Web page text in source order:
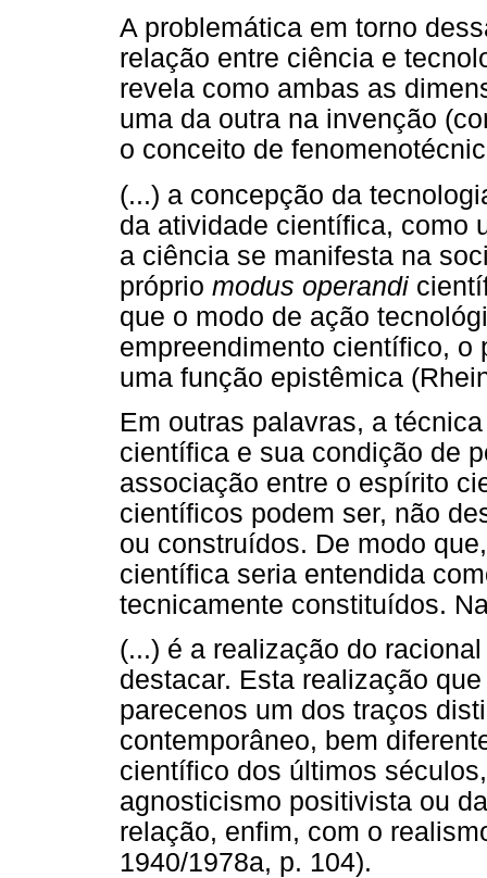
A problemática em torno
relação entre ciência e
revela como ambas as
uma da outra na invenção
o conceito de
(...) a concepção da
da atividade científica, como
a ciência se manifesta na
próprio modus operandi
que o modo de ação
empreendimento científico, o
uma função epistêmica
Em outras palavras, a
científica e sua condição de
associação entre o espírito
científicos podem ser, não
ou construídos. De modo
científica seria entendida
tecnicamente constituídos.
(...) é a realização do
destacar. Esta realização
parecenos um dos traços
contemporâneo, bem
científico dos últimos
agnosticismo positivista ou
relação, enfim, com o
1940/1978a, p. 104).